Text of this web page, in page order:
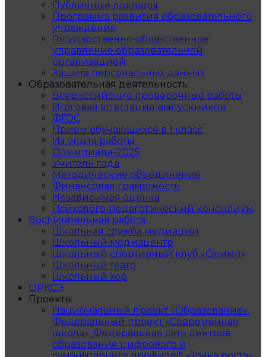
Публичные доклады
Программа развития образовательного
учреждения
Государственно-общественное
управление образовательной
организацией
Защита персональных данных
Образовательная деятельность
Всероссийские проверочные работы
Итоговая аттестация выпускников
ФГОС
Прием обучающихся в 1 класс
Из опыта работы
Олимпиада-2025
Учитель года
Методические объединения
Финансовая грамотность
Независимая оценка
Психолого-педагогический консилиум
Воспитательная работа
Школьная служба медиации
Школьный медиацентр
Школьный спортивный клуб «Олимп»
Школьный театр
Школьный хор
ОРКСЭ
Проекты
Национальный проект «Образование».
Федеральный проект «Современная
школа». Федеральная сеть центров
образования цифрового и